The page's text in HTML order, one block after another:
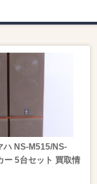
ハ NS-M515/NS-
ー 5台セット 買取情